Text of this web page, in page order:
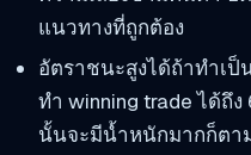
แนวทางที่ถูกต้อง
อัตราชนะสูงได้ถ้าทำเ
ทำ winning trade ได้ถึ
นั้นจะมีน้ำหนักมากก็ตา